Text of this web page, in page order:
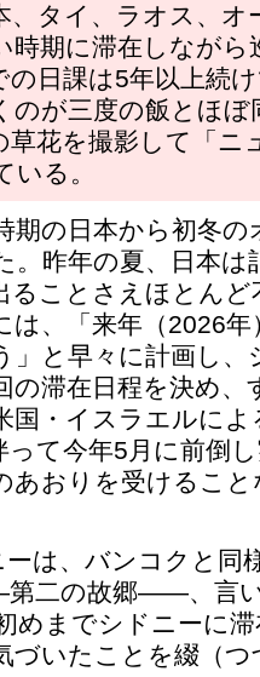
、タイ、ラオス、オ
時期に滞在しながら
の日課は5年以上続
のが三度の飯とほ
草花を撮影して「ニ
る。
期の日本から初冬
。昨年の夏、日本は
ることさえほとん
は、「来年（2026
」と早々に計画し、
の滞在日程を決め、
国・イスラエルに
って今年5月に前倒
あおりを受けるこ
は、バンコクと同
二の故郷――、言
めまでシドニーに
づいたことを綴（